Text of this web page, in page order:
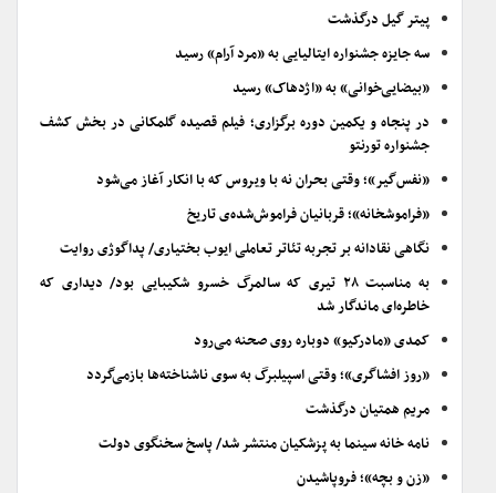
پیتر گیل درگذشت
سه جایزه جشنواره ایتالیایی به «مرد آرام» رسید
«بیضایی‌خوانی» به «اژدهاک» رسید
در پنجاه و یکمین دوره برگزاری؛ فیلم قصیده گلمکانی در بخش کشف
جشنواره تورنتو
«نفس‌گیر»؛ وقتی بحران نه با ویروس که با انکار آغاز می‌شود
«فراموشخانه»؛ قربانیان فراموش‌شده‌ی تاریخ
نگاهی نقادانه بر تجربه تئاتر تعاملی ایوب بختیاری/ پداگوژی روایت
به مناسبت ۲۸ تیری که سالمرگ خسرو شکیبایی بود/ دیداری که
خاطره‌ای ماندگار شد
کمدی «مادرکیو» دوباره روی صحنه می‌رود
«روز افشاگری»؛ وقتی اسپیلبرگ به سوی ناشناخته‌ها بازمی‌گردد
مریم همتیان درگذشت
نامه خانه سینما به پزشکیان منتشر شد/ پاسخ سخنگوی دولت
«زن و بچه»؛ فروپاشیدن